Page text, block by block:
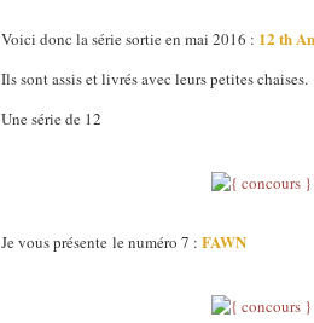
Voici donc la série sortie en mai 2016 : 12 th
Ils sont assis et livrés avec leurs petites chaises.
Une série de 12
Je vous présente le numéro 7 : FAWN